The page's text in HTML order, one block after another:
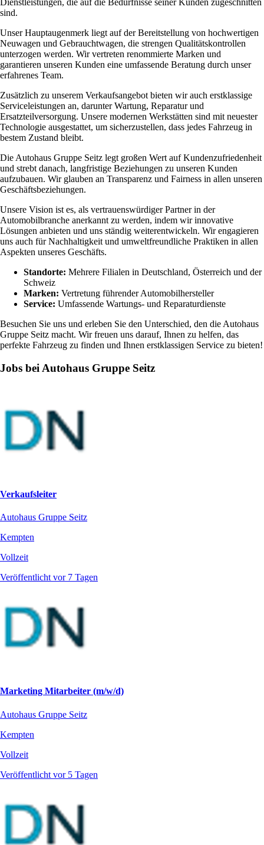
Dienstleistungen, die auf die Bedürfnisse seiner Kunden zugeschnitten
sind.
Unser Hauptaugenmerk liegt auf der Bereitstellung von hochwertigen
Neuwagen und Gebrauchtwagen, die strengen Qualitätskontrollen
unterzogen werden. Wir vertreten renommierte Marken und
garantieren unseren Kunden eine umfassende Beratung durch unser
erfahrenes Team.
Zusätzlich zu unserem Verkaufsangebot bieten wir auch erstklassige
Serviceleistungen an, darunter Wartung, Reparatur und
Ersatzteilversorgung. Unsere modernen Werkstätten sind mit neuester
Technologie ausgestattet, um sicherzustellen, dass jedes Fahrzeug in
bestem Zustand bleibt.
Die Autohaus Gruppe Seitz legt großen Wert auf Kundenzufriedenheit
und strebt danach, langfristige Beziehungen zu unseren Kunden
aufzubauen. Wir glauben an Transparenz und Fairness in allen unseren
Geschäftsbeziehungen.
Unsere Vision ist es, als vertrauenswürdiger Partner in der
Automobilbranche anerkannt zu werden, indem wir innovative
Lösungen anbieten und uns ständig weiterentwickeln. Wir engagieren
uns auch für Nachhaltigkeit und umweltfreundliche Praktiken in allen
Aspekten unseres Geschäfts.
Standorte: Mehrere Filialen in Deutschland, Österreich und der
Schweiz
Marken: Vertretung führender Automobilhersteller
Service: Umfassende Wartungs- und Reparaturdienste
Besuchen Sie uns und erleben Sie den Unterschied, den die Autohaus
Gruppe Seitz macht. Wir freuen uns darauf, Ihnen zu helfen, das
perfekte Fahrzeug zu finden und Ihnen erstklassigen Service zu bieten!
Jobs bei Autohaus Gruppe Seitz
Verkaufsleiter
Autohaus Gruppe Seitz
Kempten
Vollzeit
Veröffentlicht vor 7 Tagen
Marketing Mitarbeiter (m/w/d)
Autohaus Gruppe Seitz
Kempten
Vollzeit
Veröffentlicht vor 5 Tagen